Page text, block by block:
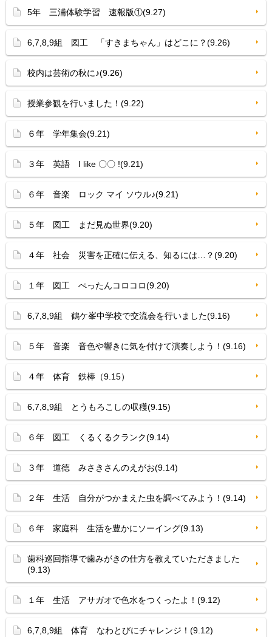
5年 三浦体験学習 速報版①(9.27)
6,7,8,9組 図工 「すきまちゃん」はどこに？(9.26)
校内は芸術の秋に♪(9.26)
授業参観を行いました！(9.22)
６年 学年集会(9.21)
３年 英語 I like 〇〇 !(9.21)
６年 音楽 ロック マイ ソウル♪(9.21)
５年 図工 まだ見ぬ世界(9.20)
４年 社会 災害を正確に伝える、知るには…？(9.20)
１年 図工 ぺったんコロコロ(9.20)
6,7,8,9組 鶴ケ峯中学校で交流会を行いました(9.16)
５年 音楽 音色や響きに気を付けて演奏しよう！(9.16)
４年 体育 鉄棒（9.15）
6,7,8,9組 とうもろこしの収穫(9.15)
６年 図工 くるくるクランク(9.14)
３年 道徳 みさきさんのえがお(9.14)
２年 生活 自分がつかまえた虫を調べてみよう！(9.14)
６年 家庭科 生活を豊かにソーイング(9.13)
歯科巡回指導で歯みがきの仕方を教えていただきました
(9.13)
１年 生活 アサガオで色水をつくったよ！(9.12)
6,7,8,9組 体育 なわとびにチャレンジ！(9.12)